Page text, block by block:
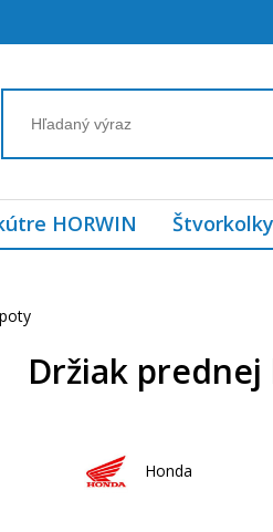
HORWIN Štvorkolky
Držiak
Honda